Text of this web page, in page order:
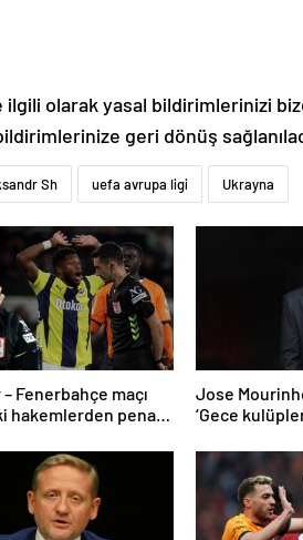
olarak yasal bildirimlerinizi
geri dönüş
Sh uefa avrupa ligi Ukrayna
Fenerbahçe maçı
hakemlerden penaltı
Jose
‘Gece